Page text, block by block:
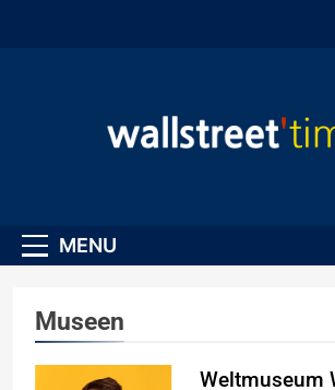
MENU
Museen
Weltmuseum